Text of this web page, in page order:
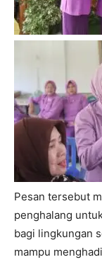
Pesan tersebut
penghalang
bagi lingkungan
mampu